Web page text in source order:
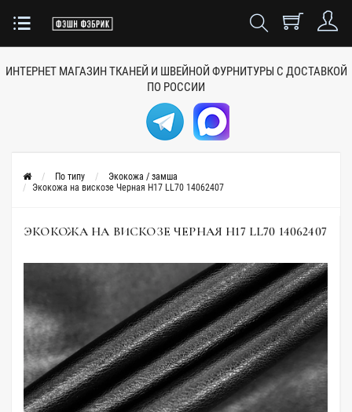
ИНТЕРНЕТ МАГАЗИН ТКАНЕЙ И ШВЕЙНОЙ ФУРНИТУРЫ С ДОСТАВКОЙ
ПО РОССИИ
По типу
Экокожа / замша
Экокожа на вискозе Черная H17 LL70 14062407
ЭКОКОЖА НА ВИСКОЗЕ ЧЕРНАЯ H17 LL70 14062407